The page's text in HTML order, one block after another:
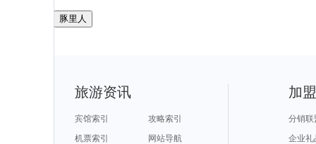
豚里人
旅游资讯
宾馆索引
攻略索引
机票索引
网站导航
加
分销联
企业礼